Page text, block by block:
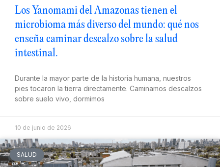
Los Yanomami del Amazonas tienen el
microbioma más diverso del mundo: qué nos
enseña caminar descalzo sobre la salud
intestinal.
Durante la mayor parte de la historia humana, nuestros
pies tocaron la tierra directamente. Caminamos descalzos
sobre suelo vivo, dormimos
10 de junio de 2026
SALUD